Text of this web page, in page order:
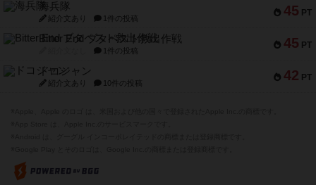
45 PT
海兵隊
紹介文あり 1件の投稿
45 PT
Bitter End ブタペスト救出作戦
1件の投稿
42 PT
ドコジャン
紹介文あり 10件の投稿